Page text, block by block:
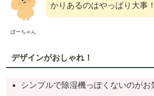
ぽーちゃん
かりあるのはやっぱり大事！
デザインがおしゃれ！
シンプルで除湿機っぽくないのがお